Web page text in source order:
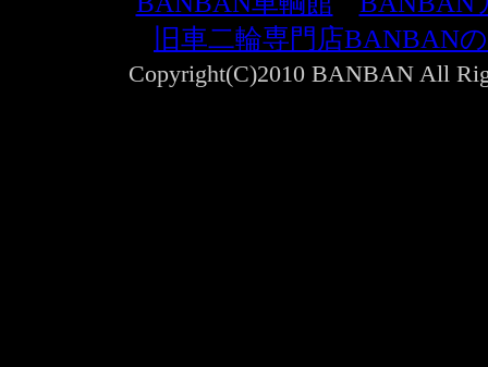
旧車二輪専門店BANBAN
Copyright(C)2010 BANBAN All